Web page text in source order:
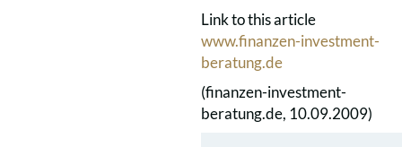
Link to this article
www.finanzen-investment-
beratung.de
(finanzen-investment-
beratung.de, 10.09.2009)